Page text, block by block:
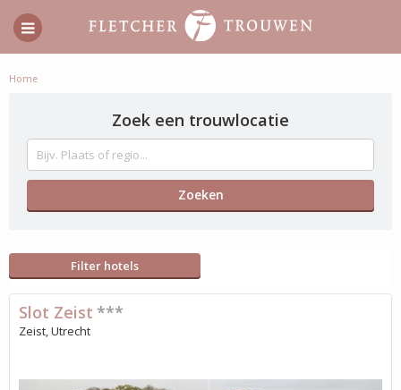
Home
Zoek een trouwlocatie
Filter hotels
Slot Zeist ***
Zeist, Utrecht